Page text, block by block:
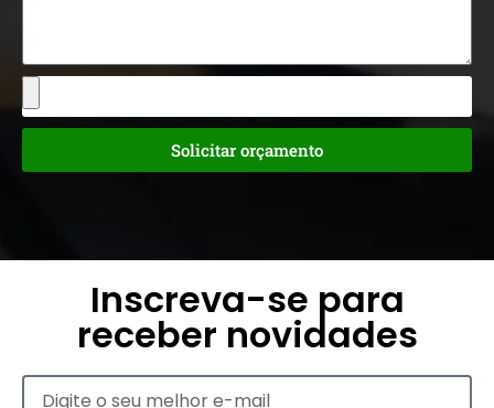
Solicitar orçamento
Inscreva-se para
receber novidades